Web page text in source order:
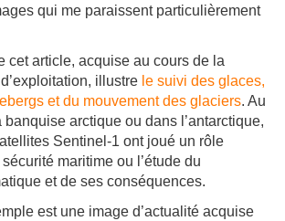
qui me paraissent particulièrement
cet article, acquise au cours de la
illustre le suivi des glaces,
et du mouvement des glaciers. Au
arctique ou dans l’antarctique,
Sentinel-1 ont joué un rôle
maritime ou l’étude du
et de ses conséquences.
est une image d’actualité acquise